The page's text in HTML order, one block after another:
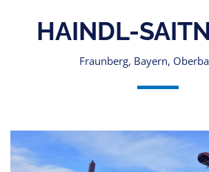
HAINDL-
Fraunberg, Bayern,